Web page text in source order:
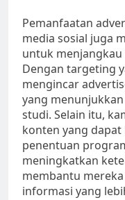
Pemanfaatan
media sosial juga
untuk menjangkau
Dengan targeting
mengincar
yang
studi. Selain itu,
konten yang
penentuan
meningkatkan
membantu
informasi yang